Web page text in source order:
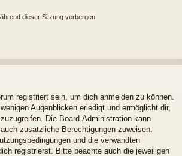
dieser Sitzung verbergen
registriert sein, um dich anmelden zu können.
Augenblicken erledigt und ermöglicht dir,
Die Board-Administration kann
zusätzliche Berechtigungen zuweisen.
und die verwandten
registrierst. Bitte beachte auch die jeweiligen